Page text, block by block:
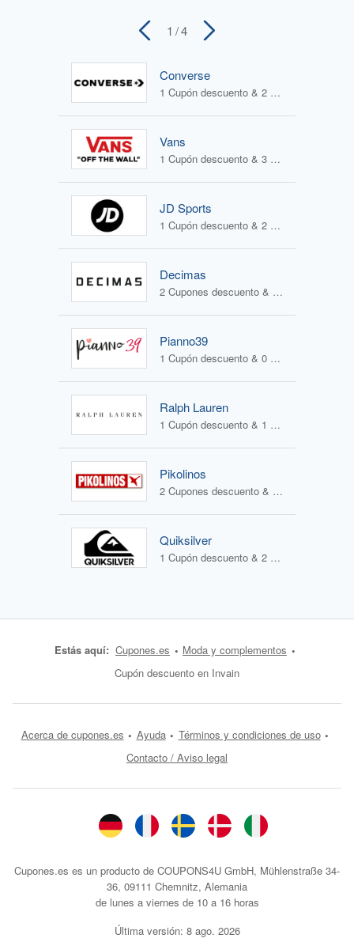
1 / 4
Converse
1 Cupón descuento & 2 Ofertas
Vans
1 Cupón descuento & 3 Ofertas
JD Sports
1 Cupón descuento & 2 Ofertas
Decimas
2 Cupones descuento & 1 Oferta
Pianno39
1 Cupón descuento & 0 Ofertas
Ralph Lauren
1 Cupón descuento & 1 Oferta
Pikolinos
2 Cupones descuento & 2 Ofertas
Quiksilver
1 Cupón descuento & 2 Ofertas
Estás aquí: Cupones.es
Moda y complementos
Cupón descuento en Invain
Acerca de cupones.es Ayuda
Términos y condiciones de uso
Contacto / Aviso legal
Cupones.es es un producto de COUPONS4U GmbH, Mühlenstraße 34-
36, 09111 Chemnitz, Alemania
de lunes a viernes de 10 a 16 horas
Última versión: 8 ago. 2026